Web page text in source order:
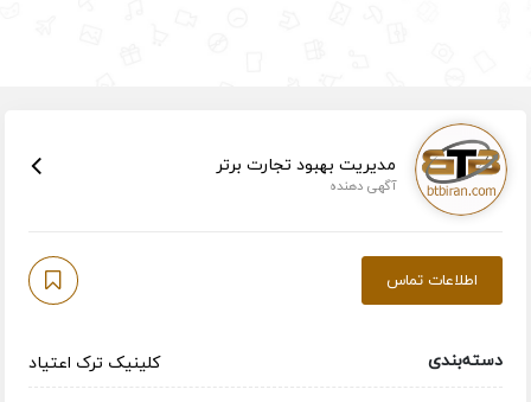
مدیریت بهبود تجارت برتر
آگهی دهنده
اطلاعات تماس
دسته‌بندی
کلینیک ترک اعتیاد